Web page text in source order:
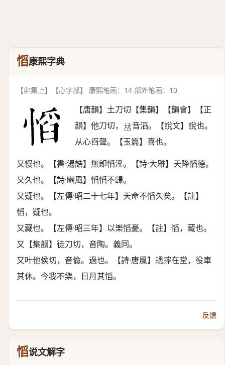
慆康熙字典
【卯集上】【心字部】 康熙笔画：14 部外笔画：10
【唐韻】土刀切【集韻】【韻會】【正
韻】他刀切， 𠀤音滔。【說文】說也。
从心舀聲。【玉篇】喜也。
又慢也。【書·湯誥】無卽慆淫。【詩·大雅】天降慆德。
又久也。【詩·豳風】慆慆不歸。
又疑也。【左傳·昭二十七年】天命不慆久矣。【註】
慆，疑也。
又藏也。【左傳·昭三年】以樂慆憂。【註】慆，藏也。
又【集韻】徒刀切，音陶。義同。
又叶他侯切，音偸。過也。【詩·唐風】蟋蟀在堂，役車
其休。今我不樂，日月其慆。
反馈
慆说文解字